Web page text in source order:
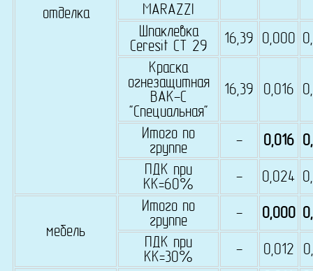
отделка
MARAZZI
Шпаклевка
Ceresit СТ 29
16,39 0,000
Краска
огнезащитная
ВАК-С
"Специальная"
16,39 0,016
Итого по
группе
- 0,016
ПДК при
КК=60%
- 0,024
мебель
Итого по
группе
- 0,000
ПДК при
КК=30%
- 0,012